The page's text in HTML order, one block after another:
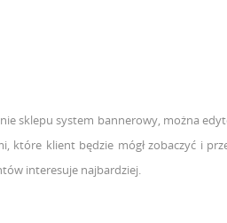
sklepu system bannerowy, można
klient będzie mógł zobaczyć i
interesuje najbardziej.